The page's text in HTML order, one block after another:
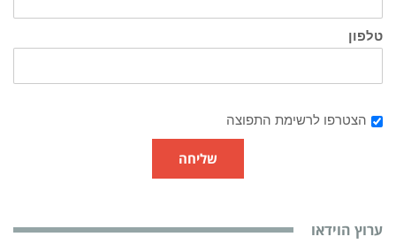
טלפון
הצטרפו לרשימת התפוצה
שליחה
ערוץ הוידאו